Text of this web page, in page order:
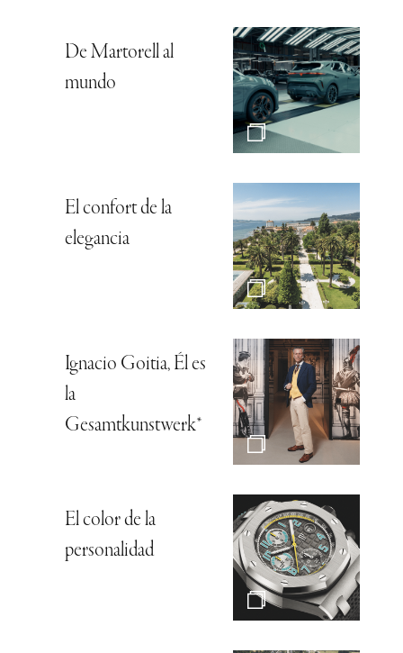
De Martorell al
mundo
El confort de la
elegancia
Ignacio Goitia, Él es
la
Gesamtkunstwerk*
El color de la
personalidad